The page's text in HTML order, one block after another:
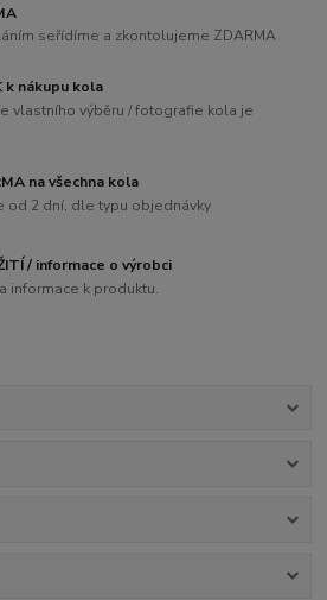
seřídíme a zkontolujeme ZDARMA
k nákupu kola
vlastního výběru / fotografie kola je
na všechna kola
od 2 dní, dle typu objednávky
/ informace o výrobci
informace k produktu.